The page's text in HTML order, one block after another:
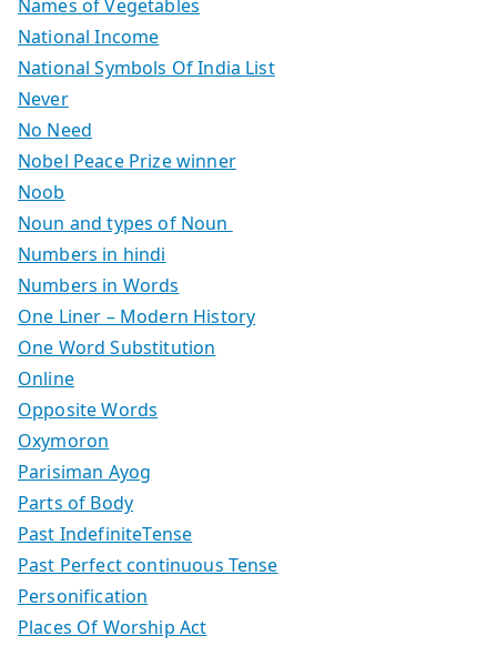
Names of Vegetables
National Income
National Symbols Of India List
Never
No Need
Nobel Peace Prize winner
Noob
Noun and types of Noun
Numbers in hindi
Numbers in Words
One Liner – Modern History
One Word Substitution
Online
Opposite Words
Oxymoron
Parisiman Ayog
Parts of Body
Past IndefiniteTense
Past Perfect continuous Tense
Personification
Places Of Worship Act